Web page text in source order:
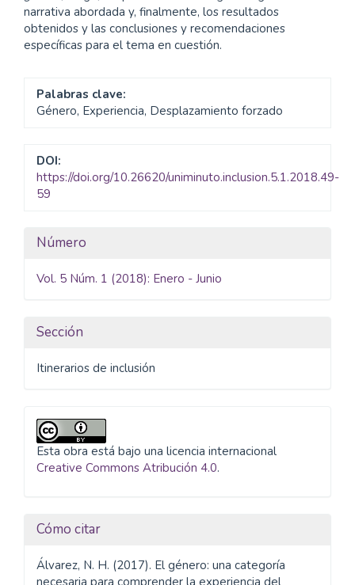
narrativa abordada y, finalmente, los resultados
obtenidos y las conclusiones y recomendaciones
específicas para el tema en cuestión.
Palabras clave:
Género, Experiencia, Desplazamiento forzado
DOI:
https://doi.org/10.26620/uniminuto.inclusion.5.1.2018.49-
59
Detalles
del
Número
Vol. 5 Núm. 1 (2018): Enero - Junio
Sección
Itinerarios de inclusión
Esta obra está bajo una licencia internacional
Creative Commons Atribución 4.0.
Cómo citar
Álvarez, N. H. (2017). El género: una categoría